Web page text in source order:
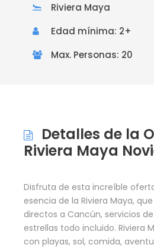
Riviera Maya
Edad mínima: 2+
Max. Personas: 20
Detalles de la
Riviera Maya
Disfruta de esta increíble
esencia de la Riviera Maya,
directos a Cancún, servicios
estrellas todo incluido. Riviera
con playas, sol, comida,